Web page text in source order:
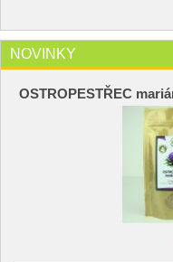
NOVINKY
OSTROPESTŘEC